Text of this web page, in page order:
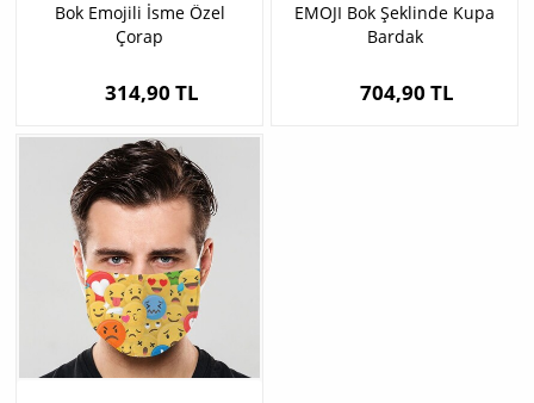
Bok Emojili İsme Özel
Çorap
314,90 TL
EMOJI Bok Şeklinde Kupa
Bardak
704,90 TL